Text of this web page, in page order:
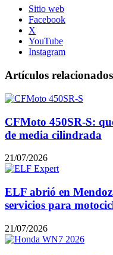
Sitio web
Facebook
X
YouTube
Instagram
Artículos relacionados
CFMoto 450SR-S:
de media cilindrada
21/07/2026
ELF abrió en
servicios para
21/07/2026